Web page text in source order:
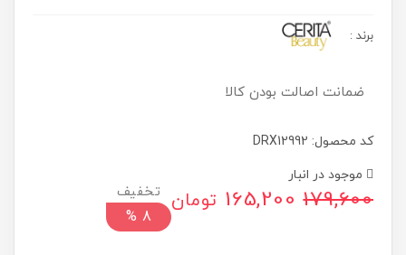
برند :
ضمانت اصالت بودن کالا
کد محصول: DRX12992
موجود در انبار
179,600
165,200 تومان
8
%